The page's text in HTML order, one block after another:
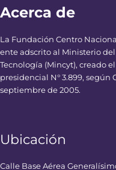
Acerca de
La Fundación Centro
ente adscrito al Ministerio
Tecnología (Mincyt), creado
presidencial N° 3.899, según
septiembre de 2005.
Ubicación
Calle Base Aérea